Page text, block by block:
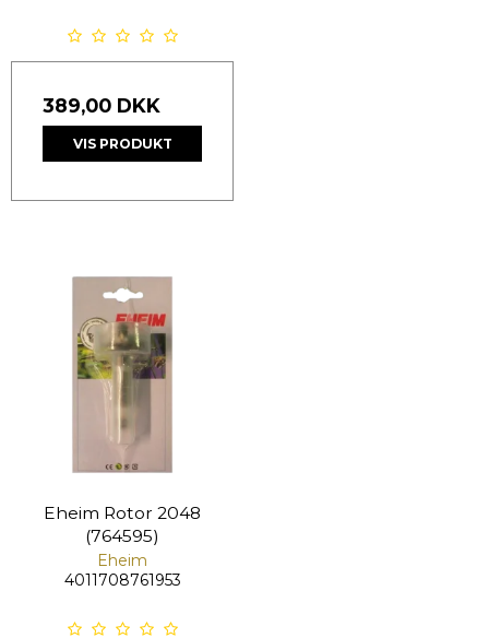
389,00 DKK
VIS PRODUKT
Eheim Rotor 2048
(764595)
Eheim
4011708761953